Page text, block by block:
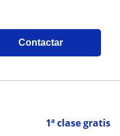
Contactar
1ª clase gratis